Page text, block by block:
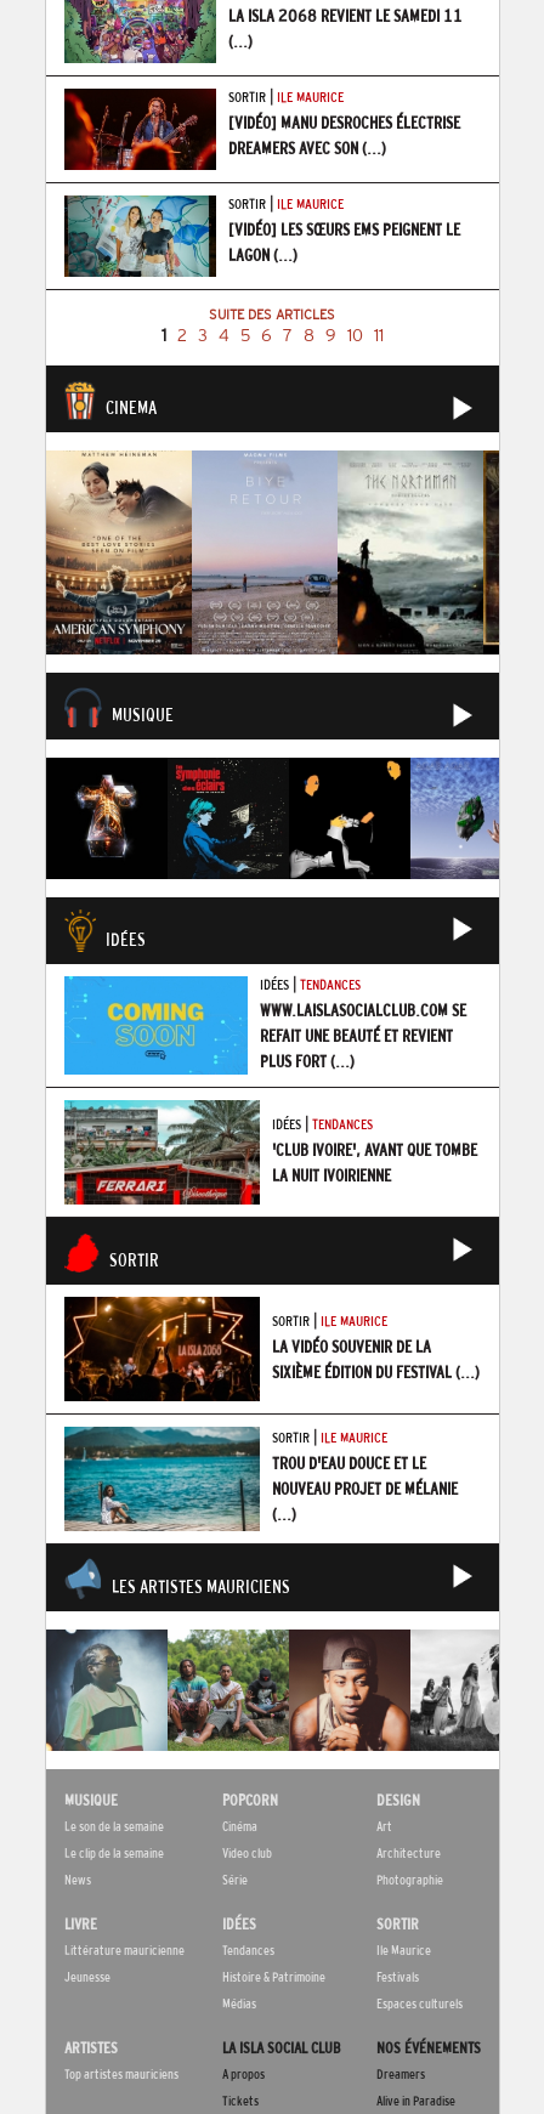
LA ISLA 2068 REVIENT LE SAMEDI 11
(...)
SORTIR| ILE MAURICE
[VIDÉO] MANU DESROCHES ÉLECTRISE
DREAMERS AVEC SON(...)
SORTIR| ILE MAURICE
[VIDÉO] LES SŒURS EMS PEIGNENT LE
LAGON(...)
SUITE DES ARTICLES
1 2 3 4 5 6 7 8 9 10 11
CINEMA
MUSIQUE
IDÉES
IDÉES| TENDANCES
WWW.LAISLASOCIALCLUB.COM SE
REFAIT UNE BEAUTÉ ET REVIENT
PLUS FORT(...)
IDÉES| TENDANCES
'CLUB IVOIRE', AVANT QUE TOMBE
LA NUIT IVOIRIENNE
SORTIR
SORTIR| ILE MAURICE
LA VIDÉO SOUVENIR DE LA
SIXIÈME ÉDITION DU FESTIVAL(...)
SORTIR| ILE MAURICE
TROU D'EAU DOUCE ET LE
NOUVEAU PROJET DE MÉLANIE
(...)
LES ARTISTES MAURICIENS
MUSIQUE
Le son de la semaine
Le clip de la semaine
News
POPCORN
Cinéma
Video club
Série
DESIGN
Art
Architecture
Photographie
LIVRE
Littérature mauricienne
Jeunesse
IDÉES
Tendances
Histoire & Patrimoine
Médias
SORTIR
Ile Maurice
Festivals
Espaces culturels
ARTISTES
Top artistes mauriciens
LA ISLA SOCIAL CLUB
A propos
Tickets
NOS ÉVÉNEMENTS
Dreamers
Alive in Paradise